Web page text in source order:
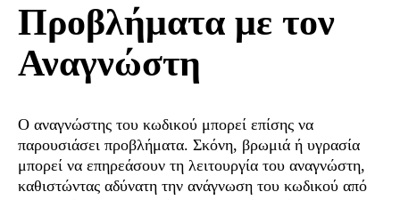
Προβλήματα με τον
Αναγνώστη
Ο αναγνώστης του κωδικού μπορεί επίσης να
παρουσιάσει προβλήματα. Σκόνη, βρωμιά ή υγρασία
μπορεί να επηρεάσουν τη λειτουργία του αναγνώστη,
καθιστώντας αδύνατη την ανάγνωση του κωδικού από